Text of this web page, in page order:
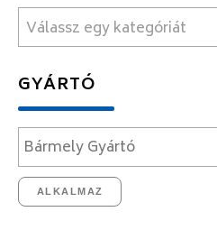
Válassz egy kategóriát
GYÁRTÓ
ALKALMAZ